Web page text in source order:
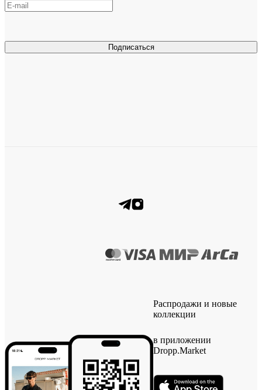
Подписаться
Распродажи и новые
коллекции
в приложении
Dropp.Market